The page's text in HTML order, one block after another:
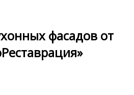
фасадов от